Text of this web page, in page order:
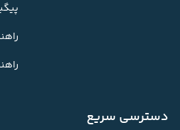
دسترسی سریع